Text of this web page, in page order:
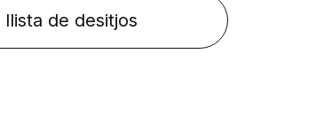
de desitjos